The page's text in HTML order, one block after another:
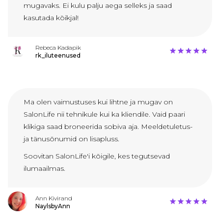
mugavaks. Ei kulu palju aega selleks ja saad
kasutada kōikjal!
Rebeca Kadapik
rk_iluteenused
Ma olen vaimustuses kui lihtne ja mugav on
SalonLife nii tehnikule kui ka kliendile. Vaid paari
klikiga saad broneerida sobiva aja. Meeldetuletus-
ja tänusõnumid on lisapluss.
Soovitan SalonLife'i kõigile, kes tegutsevad
ilumaailmas.
Ann Kivirand
NaylsbyAnn